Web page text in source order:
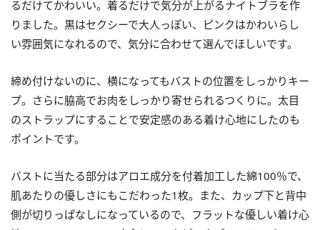
るだけてかわいい。着るだけで気分が上がるナイトブラを作
りました。黒はセクシーで大人っぽい、ピンクはかわいらし
い雰囲気になれるので、気分に合わせて選んでほしいです。
締め付けないのに、横になってもバストの位置をしっかりキー
プ。さらに脇高でお肉をしっかり寄せられるつくりに。太目
のストラップにすることで安定感のある着け心地にしたのも
ポイントです。
バストに当たる部分はアロエ成分を付着加工した綿100％で、
肌あたりの優しさにもこだわった1枚。また、カップ下と背中
側が切りっぱなしになっているので、フラットな優しい着け心